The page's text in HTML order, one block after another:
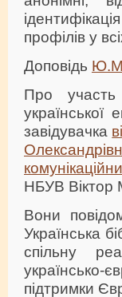
профілів у
Доповідь
Про
української
завідувачка
НБУВ Віктор
Вони
Українська
спільну
українсько-
підтримки